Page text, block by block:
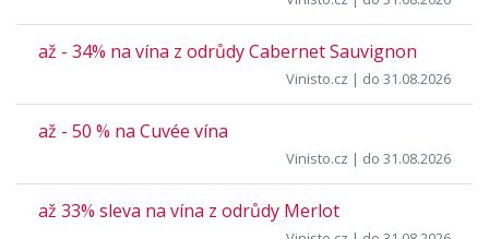
až - 34% na vína z odrůdy Cabernet Sauvignon
Vinisto.cz | do 31.08.2026
až - 50 % na Cuvée vína
Vinisto.cz | do 31.08.2026
až 33% sleva na vína z odrůdy Merlot